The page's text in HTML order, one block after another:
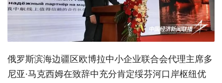
俄罗斯滨海边疆区欧博拉中小企业联合会代理主席多
尼亚·马克西姆在致辞中充分肯定绥芬河口岸枢纽优